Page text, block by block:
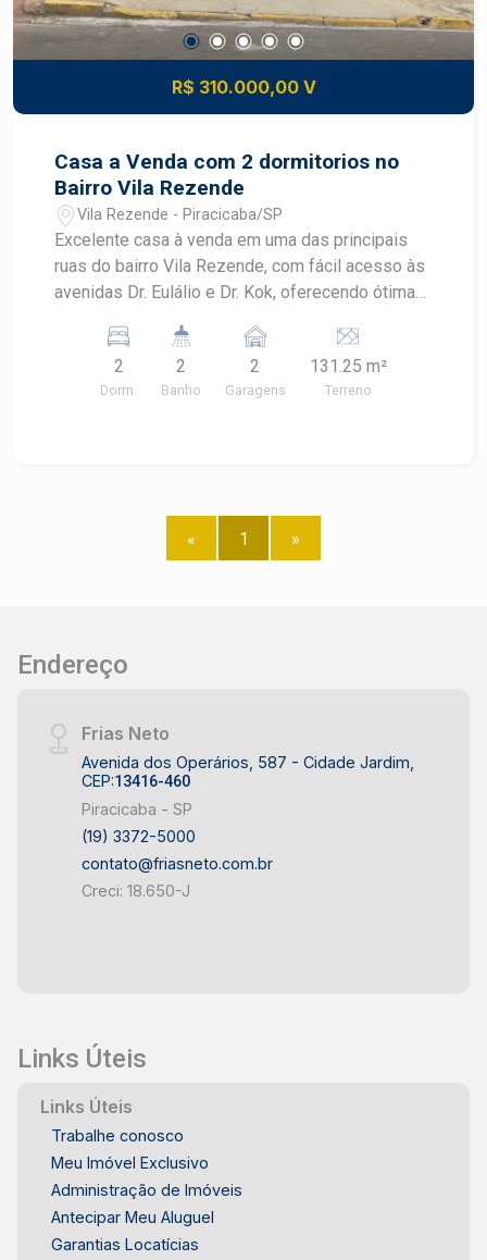
R$ 310.000,00 V
Casa a Venda com 2 dormitorios no
Bairro Vila Rezende
Vila Rezende - Piracicaba/SP
Excelente casa à venda em uma das principais
ruas do bairro Vila Rezende, com fácil acesso às
avenidas Dr. Eulálio e Dr. Kok, oferecendo ótima
metros de distância. - 96,24m² de área útil; - Sala;
- 2 dormitórios, sendo 1 suíte com gabinete e
box em blindex; - Cozinha com gabinete; -
2
Dorm.
2
Banho
2
Garagens
131.25 m²
Terreno
« 1 »
Endereço
Frias Neto
Avenida dos Operários, 587 - Cidade Jardim,
CEP:13416-460
Piracicaba - SP
(19) 3372-5000
contato@friasneto.com.br
Creci: 18.650-J
Links Úteis
Links Úteis
Trabalhe conosco
Meu Imóvel Exclusivo
Administração de Imóveis
Antecipar Meu Aluguel
Garantias Locatícias